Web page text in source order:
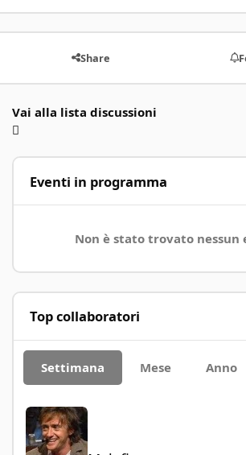
Share
Vai alla lista discussioni
Eventi in programma
Non è stato trovato nessun
Top collaboratori
Settimana Mese Anno